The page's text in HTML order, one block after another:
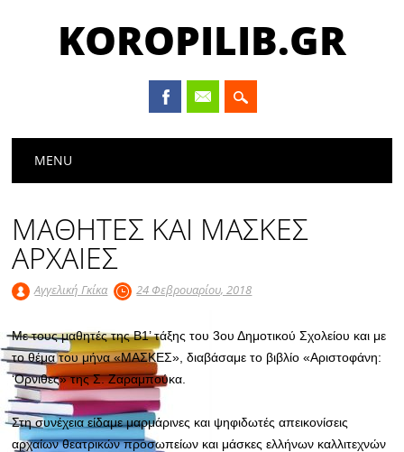
KOROPILIB.GR
Main menu
MENU
ΜΑΘΗΤΕΣ ΚΑΙ ΜΑΣΚΕΣ
ΑΡΧΑΙΕΣ
Αγγελική Γκίκα 24 Φεβρουαρίου, 2018
Με τους μαθητές της Β1’ τάξης του 3ου Δημοτικού Σχολείου και με
το θέμα του μήνα «ΜΑΣΚΕΣ», διαβάσαμε το βιβλίο «Αριστοφάνη:
‘Ορνιθες» της Σ. Ζαραμπούκα.
Στη συνέχεια είδαμε μαρμάρινες και ψηφιδωτές απεικονίσεις
αρχαίων θεατρικών προσωπείων και μάσκες ελλήνων καλλιτεχνών